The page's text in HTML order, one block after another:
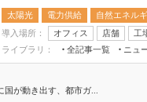
太陽光 電力供給 自然エネル
導入場所：
オフィス 店舗 工
ライブラリ：
全記事一覧 ニュ
が動き出す、都市ガ...